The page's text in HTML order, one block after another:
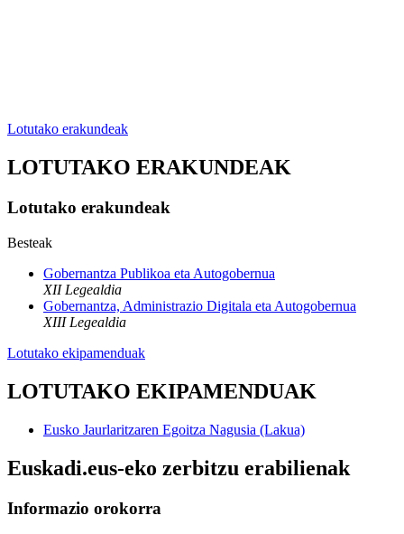
Lotutako erakundeak
LOTUTAKO ERAKUNDEAK
Lotutako erakundeak
Besteak
Gobernantza Publikoa eta Autogobernua
XII Legealdia
Gobernantza, Administrazio Digitala eta Autogobernua
XIII Legealdia
Lotutako ekipamenduak
LOTUTAKO EKIPAMENDUAK
Eusko Jaurlaritzaren Egoitza Nagusia (Lakua)
Euskadi.eus-eko zerbitzu erabilienak
Informazio orokorra